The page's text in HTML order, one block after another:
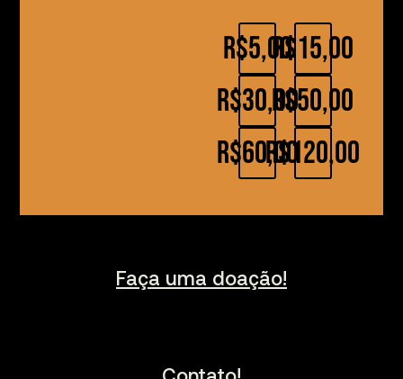
R$5,00
R$30,00
R$60,00
R$15,00
R$50,00
R$120,00
Faça uma doação!
Contato!